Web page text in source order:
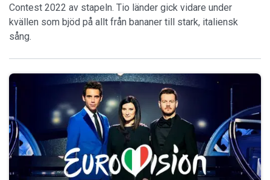
Contest 2022 av stapeln. Tio länder gick vidare under
kvällen som bjöd på allt från bananer till stark, italiensk
sång.